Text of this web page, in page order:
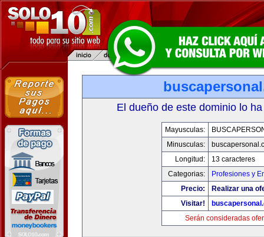
El dueño de este dominio lo
Mayusculas:
Minusculas:
Longitud:
13 caracteres
Categorias:
Profesiones y
Precio:
Realizar una
Visitar!
Serán consideradas